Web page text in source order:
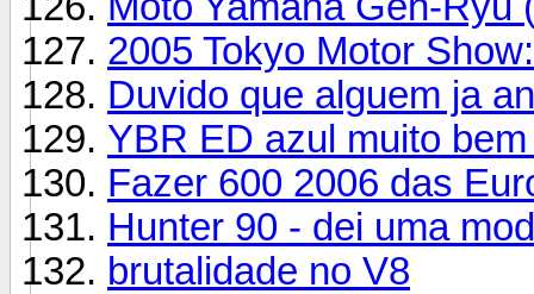
2005 Tokyo Motor
Duvido que alguem ja
YBR ED azul muito
Fazer 600 2006 das
Hunter 90 - dei uma
brutalidade no V8